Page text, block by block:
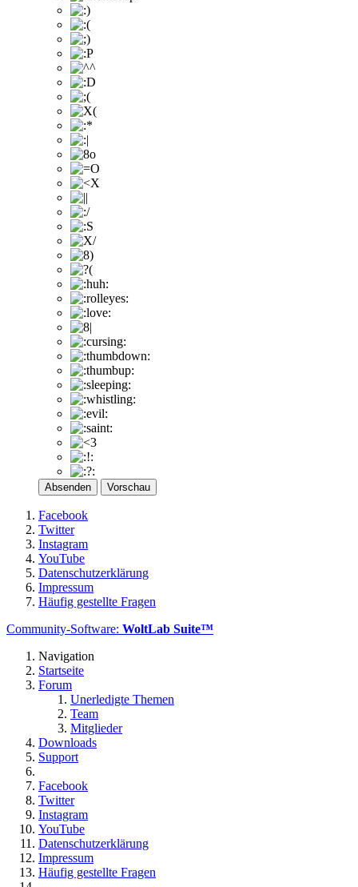
Absenden Vorschau
Facebook
Twitter
Instagram
YouTube
Datenschutzerklärung
Impressum
Häufig gestellte Fragen
Community-Software: WoltLab Suite™
Navigation
Startseite
Forum
Unerledigte Themen
Team
Mitglieder
Downloads
Support
Facebook
Twitter
Instagram
YouTube
Datenschutzerklärung
Impressum
Häufig gestellte Fragen